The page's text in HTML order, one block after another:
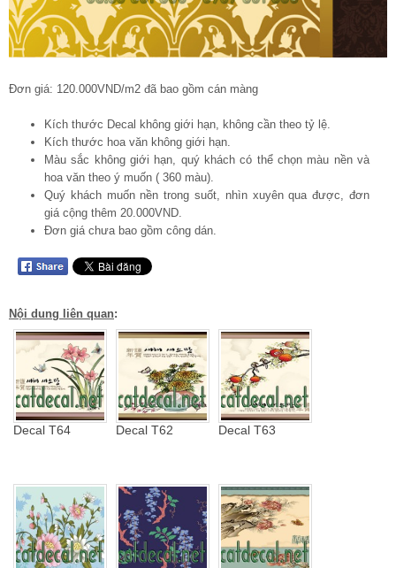
Đơn giá: 120.000VND/m2 đã bao gồm cán màng
Kích thước Decal không giới hạn, không cần theo tỷ lệ.
Kích thước hoa văn không giới hạn.
Màu sắc không giới hạn, quý khách có thể chọn màu nền và
hoa văn theo ý muốn ( 360 màu).
Quý khách muốn nền trong suốt, nhìn xuyên qua được, đơn
giá cộng thêm 20.000VND.
Đơn giá chưa bao gồm công dán.
Nội dung liên quan:
Decal T64 Decal T62 Decal T63